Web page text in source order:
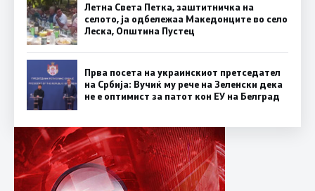
Летна Света Петка, заштитничка на
селото, ја одбележаа Македонците во село
Леска, Општина Пустец
Прва посета на украинскиот претседател
на Србија: Вучиќ му рече на Зеленски дека
не е оптимист за патот кон ЕУ на Белград